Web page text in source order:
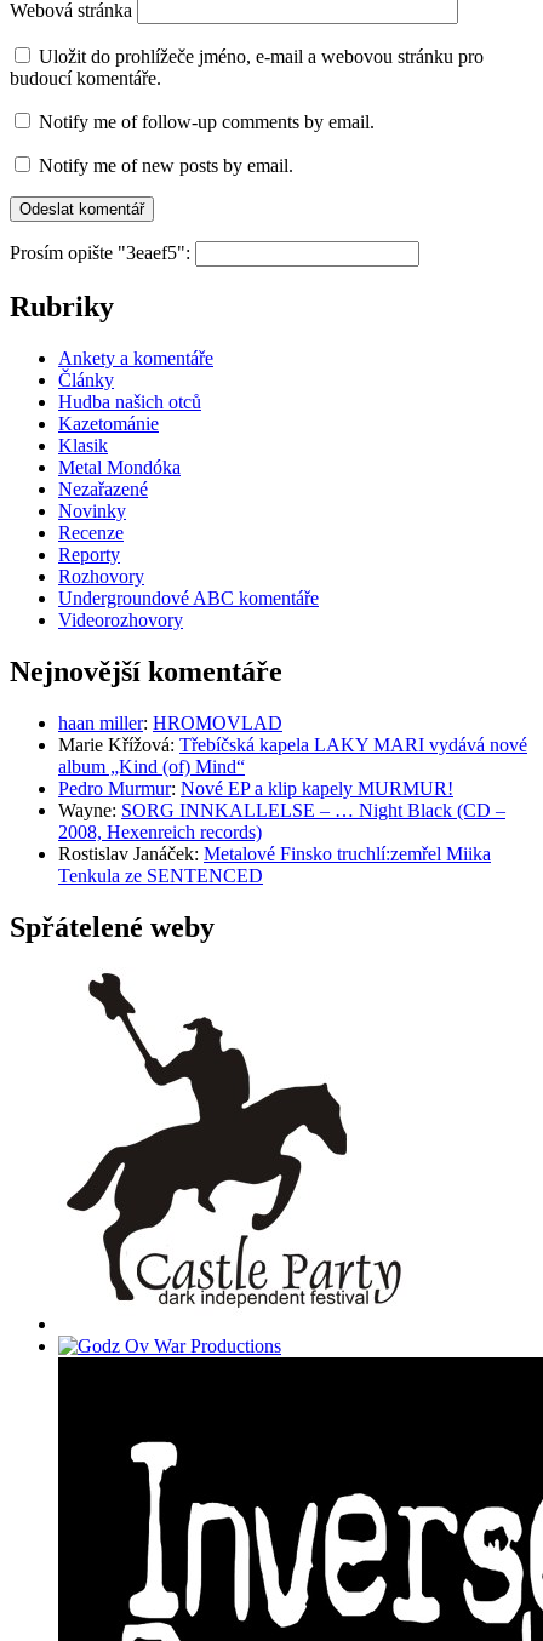
Webová stránka
Uložit do prohlížeče jméno, e-mail a webovou stránku pro
budoucí komentáře.
Notify me of follow-up comments by email.
Notify me of new posts by email.
Prosím opište "3eaef5":
Rubriky
Ankety a komentáře
Články
Hudba našich otců
Kazetománie
Klasik
Metal Mondóka
Nezařazené
Novinky
Recenze
Reporty
Rozhovory
Undergroundové ABC komentáře
Videorozhovory
Nejnovější komentáře
haan miller: HROMOVLAD
Marie Křížová: Třebíčská kapela LAKY MARI vydává nové
album „Kind (of) Mind“
Pedro Murmur: Nové EP a klip kapely MURMUR!
Wayne: SORG INNKALLELSE – … Night Black (CD –
2008, Hexenreich records)
Rostislav Janáček: Metalové Finsko truchlí:zemřel Miika
Tenkula ze SENTENCED
Spřátelené weby